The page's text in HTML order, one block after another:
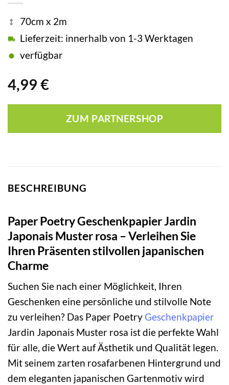
4,99 €
70cm x 2m
Lieferzeit: innerhalb von 1-3 Werktagen
verfügbar
ZUM PARTNERSHOP
BESCHREIBUNG
Paper Poetry Geschenkpapier Jardin
Japonais Muster rosa – Verleihen Sie
Ihren Präsenten stilvollen japanischen
Charme
Suchen Sie nach einer Möglichkeit, Ihren
Geschenken eine persönliche und stilvolle Note
zu verleihen? Das Paper Poetry Geschenkpapier
Jardin Japonais Muster rosa ist die perfekte Wahl
für alle, die Wert auf Ästhetik und Qualität legen.
Mit seinem zarten rosafarbenen Hintergrund und
dem eleganten japanischen Gartenmotiv wird